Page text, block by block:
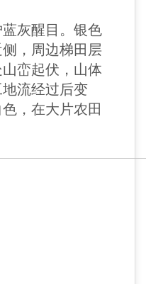
灰醒目。银色
，周边梯田层
峦起伏，山体
流经过后变
，在大片农田